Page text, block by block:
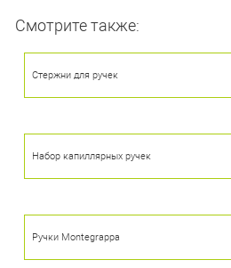
Смотрите также:
Стержни для ручек
Набор капиллярных ручек
Ручки Montegrappa